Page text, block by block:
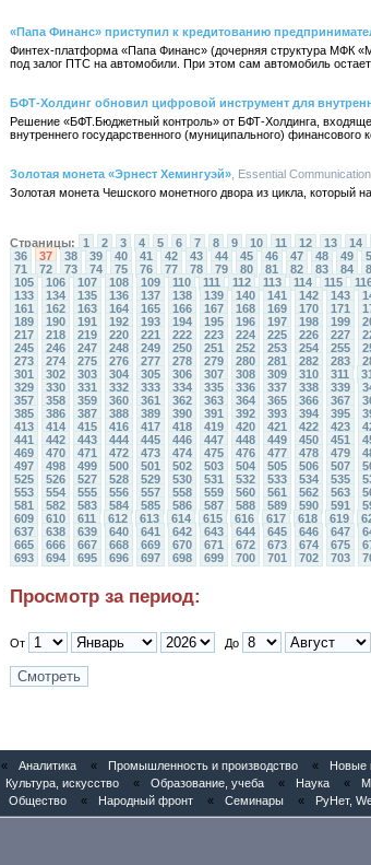
«Папа Финанс» приступил к кредитованию
Финтех-платформа «Папа Финанс» (дочерняя структура МФК
под залог ПТС на автомобили. При этом сам автомобиль
БФТ-Холдинг обновил цифровой инструмент для
Решение «БФТ.Бюджетный контроль» от БФТ-Холдинга,
внутреннего государственного (муниципального) финансового
Золотая монета «Эрнест Хемингуэй» , Essential
Золотая монета Чешского монетного двора из цикла,
Страницы: 1 2 3 4 5 6 7 8 9 10 11 12 13 14
36
37 38 39 40 41 42 43 44 45 46 47 48 49
71
72 73 74 75 76 77 78 79 80 81 82 83 84
105
106 107 108 109 110 111 112 113 114 115
133
134 135 136 137 138 139 140 141 142 143
161
162 163 164 165 166 167 168 169 170 171
189
190 191 192 193 194 195 196 197 198 199
217
218 219 220 221 222 223 224 225 226 227
245
246 247 248 249 250 251 252 253 254 255
273
274 275 276 277 278 279 280 281 282 283
301
302 303 304 305 306 307 308 309 310 311
329
330 331 332 333 334 335 336 337 338 339
357
358 359 360 361 362 363 364 365 366 367
385
386 387 388 389 390 391 392 393 394 395
413
414 415 416 417 418 419 420 421 422 423
441
442 443 444 445 446 447 448 449 450 451
469
470 471 472 473 474 475 476 477 478 479
497
498 499 500 501 502 503 504 505 506 507
525
526 527 528 529 530 531 532 533 534 535
553
554 555 556 557 558 559 560 561 562 563
581
582 583 584 585 586 587 588 589 590 591
609
610 611 612 613 614 615 616 617 618 619
637
638 639 640 641 642 643 644 645 646 647
665
666 667 668 669 670 671 672 673 674 675
693
694 695 696 697 698 699 700 701 702 703
Просмотр за период:
От До
« Аналитика « Промышленность и производство « Новые
Культура, искусство « Образование, учеба « Наука «
Общество « Народный фронт « Семинары « РуНет,